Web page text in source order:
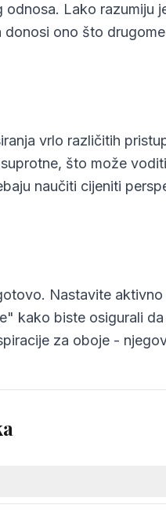
Lako razumiju
ono što
vrlo različitih
što može
naučiti cijeniti
Nastavite
kako biste osigurali
za oboje -
kompatibilnošću.